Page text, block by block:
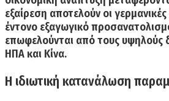
εξαίρεση αποτελούν οι γερμανικές
έντονο εξαγωγικό
επωφελούνται από τους υψηλούς
ΗΠΑ και Κίνα.
Η ιδιωτική κατανάλωση